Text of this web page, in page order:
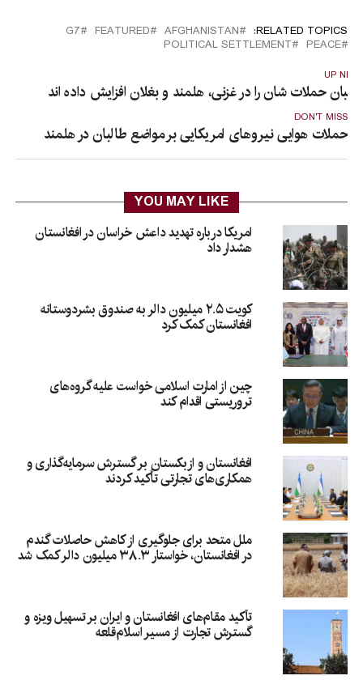
RELATED TOPICS:
AFGHANISTAN
FEATURED
G7
PEACE
POLITICAL SETTLEMENT
UP
حملات شان را در غزنی، هلمند و بغلان افزایش داده اند
DON'T MISS
حملات هوایی نیروهای امریکایی بر مواضع طالبان در هلمند
YOU MAY LIKE
امریکا درباره تهدید داعش خراسان در افغانستان
هشدار داد
کویت ۲.۵ میلیون دالر به صندوق بشردوستانه
افغانستان کمک کرد
چین از امارت اسلامی خواست علیه گروه‌های
تروریستی اقدام کند
افغانستان و ازبکستان بر گسترش سرمایه‌گذاری و
همکاری‌های تجارتی تأکید کردند
ملل متحد برای جلوگیری از کاهش حاصلات گندم
در افغانستان، خواستار ۳۸.۳ میلیون دالر کمک شد
تأکید مقام‌های افغانستان و ایران بر تسهیل ویزه و
گسترش تجارت از مسیر اسلام‌قلعه